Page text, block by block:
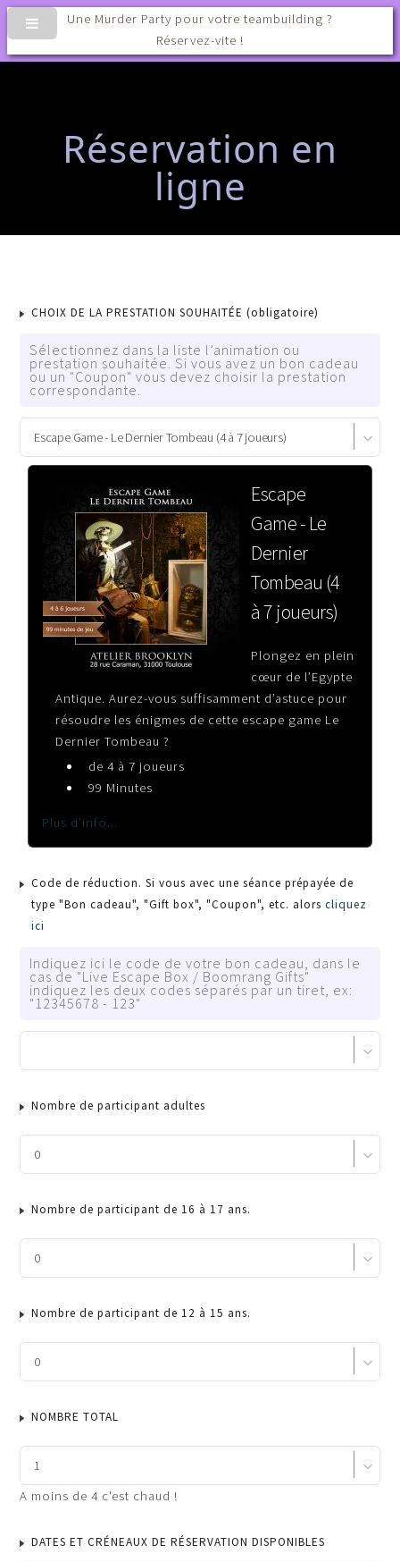
Une Murder Party pour votre teambuilding ?
Réservez-vite !
Réservation en
ligne
CHOIX DE LA PRESTATION SOUHAITÉE(obligatoire)
Sélectionnez dans la liste l’animation ou
prestation souhaitée. Si vous avez un bon cadeau
ou un "Coupon" vous devez choisir la prestation
correspondante.
Escape
Game - Le
Dernier
Tombeau (4
à 7 joueurs)
Plongez en plein
cœur de l’Egypte
Antique. Aurez-vous suffisamment d’astuce pour
résoudre les énigmes de cette escape game Le
Dernier Tombeau ?
de 4 à 7 joueurs
99 Minutes
Plus d'info...
Code de réduction. Si vous avec une séance prépayée de
type "Bon cadeau", "Gift box", "Coupon", etc. alorscliquez
ici
Indiquez ici le code de votre bon cadeau, dans le
cas de "Live Escape Box / Boomrang Gifts"
indiquez les deux codes séparés par un tiret, ex:
"12345678 - 123"
Nombre de participant adultes
Nombre de participant de 16 à 17 ans.
Nombre de participant de 12 à 15 ans.
NOMBRE TOTAL
A moins de 4 c'est chaud !
DATES ET CRÉNEAUX DE RÉSERVATION DISPONIBLES